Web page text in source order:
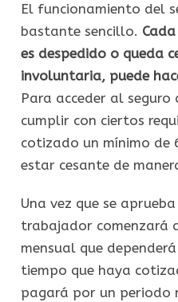
El funcionamiento del
bastante sencillo.
es despedido o queda
involuntaria, puede
Para acceder al seguro
cumplir con ciertos
cotizado un mínimo de
estar cesante de
Una vez que se
trabajador comenzará
mensual que
tiempo que haya
pagará por un periodo